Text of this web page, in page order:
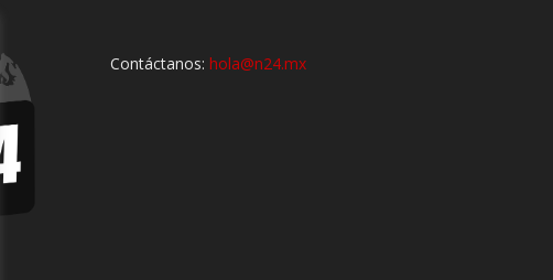
Contáctanos: hola@n24.mx